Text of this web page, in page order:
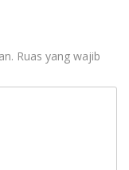
Ruas yang wajib